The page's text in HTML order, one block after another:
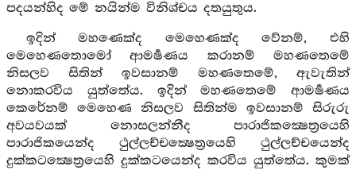
පදයන්හිද මේ නයින්ම විනිශ්චය දතයුතුය.
ඉදින් මහණෙක්ද මෙහෙණක්ද වේනම්, එහි
මෙහෙණතොමෝ ආමර්‍ෂණය කරානම් මහණතෙමේ
නිසලව සිතින් ඉවසානම් මහණතෙමේ, ඇවැතින්
නොකරවිය යුත්තේය. ඉදින් මහණතෙමේ ආමර්‍ෂණය
කෙරේනම් මෙහෙණ නිසලව සිතින්ම ඉවසානම් සිරුරු
අවයවයක් නොසලන්නීද පාරාජිකක්‍ෂෙත්‍රයෙහි
පාරාජිකයෙන්ද ථුල්ලච්චක්‍ෂෙත්‍රයෙහි ථුල්ලච්චයෙන්ද
දුක්කටක්‍ෂෙත්‍රයෙහි දුක්කටයෙන්ද කරවිය යුත්තේය. කුමක්